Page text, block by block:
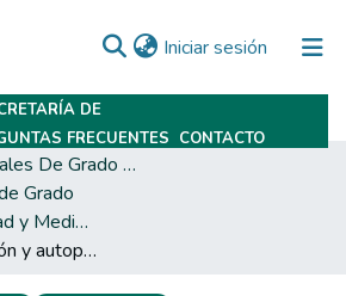
Iniciar sesión (current)
DE
FRECUENTES CONTACTO
Trabajos Finales De Grado Y Posgrado
Grado
Higiene, Seguridad y Medio Ambiente del Trabajo
Plan de prevención y autoprotección contra incendios del Instituto Provincial de Enseñanza Media (I.P.E.M) 193 José María Paz